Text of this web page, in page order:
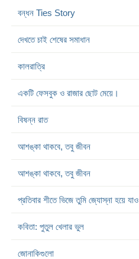
বন্ধন Ties Story
দেখতে চাই শেষের সমাধান
কালরাত্রি
একটি ফেসবুক ও রাজার ছোট মেয়ে।
বিষন্ন রাত
আশঙ্কা থাকবে, তবু জীবন
আশঙ্কা থাকবে, তবু জীবন
প্রতিবার শীতে ভিজে তুমি জ্যোস্না হয়ে যাও
কবিতা: পুতুল খেলার ভুল
জোনাকিগুলো